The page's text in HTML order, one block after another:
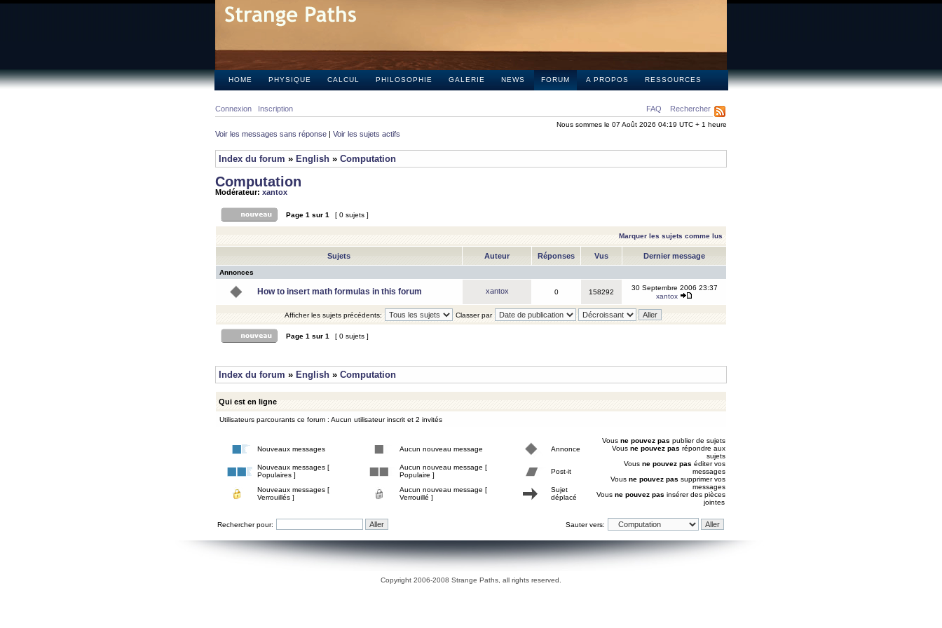
HOME PHYSIQUE CALCUL PHILOSOPHIE GALERIE NEWS FORUM A PROPOS RESSOURCES
FAQ Rechercher
Connexion Inscription
Nous sommes le 07 Août 2026 04:19 UTC + 1 heure
Voir les messages sans réponse | Voir les sujets actifs
Index du forum » English » Computation
Computation
Modérateur: xantox
Page 1 sur 1 [ 0 sujets ]
Marquer les sujets comme lus
Sujets Auteur Réponses Vus Dernier message
Annonces
How to insert math formulas in this forum xantox 0 158292
30 Septembre 2006 23:37
xantox
Afficher les sujets précédents: Classer par
Page 1 sur 1 [ 0 sujets ]
Index du forum » English » Computation
Qui est en ligne
Utilisateurs parcourants ce forum : Aucun utilisateur inscrit et 2 invités
Nouveaux messages Aucun nouveau message Annonce
Nouveaux messages [
Populaires ]
Aucun nouveau message [
Populaire ]
Post-it
Nouveaux messages [
Verrouillés ]
Aucun nouveau message [
Verrouillé ]
Sujet
déplacé
Vous ne pouvez pas publier de sujets
Vous ne pouvez pas répondre aux
sujets
Vous ne pouvez pas éditer vos
messages
Vous ne pouvez pas supprimer vos
messages
Vous ne pouvez pas insérer des pièces
jointes
Rechercher pour: Sauter vers:
Copyright 2006-2008 Strange Paths, all rights reserved.